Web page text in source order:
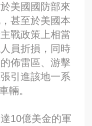
美國國防部來
甚至於美國本
戰政策上相當
員折損，同時
佈雷區、游擊
引進該地一系
輛。
10億美金的軍